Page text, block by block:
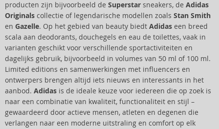
producten zijn bijvoorbeeld de Superstar sneakers, de Adidas
Originals collectie of legendarische modellen zoals Stan Smith
en Gazelle. Op het gebied van beauty biedt Adidas een breed
scala aan deodorants, douchegels en eau de toilettes, vaak in
varianten geschikt voor verschillende sportactiviteiten en
dagelijks gebruik, bijvoorbeeld in volumes van 50 ml of 100 ml.
Limited editions en samenwerkingen met influencers en
ontwerpers brengen altijd iets nieuws en interessants in het
aanbod. Adidas is de ideale keuze voor iedereen die op zoek is
naar een combinatie van kwaliteit, functionaliteit en stijl –
gewaardeerd door actieve mensen, atleten en degenen die
verlangen naar een moderne uitstraling en comfort op elk